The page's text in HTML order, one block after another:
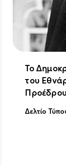
Το
του
Δελτίο